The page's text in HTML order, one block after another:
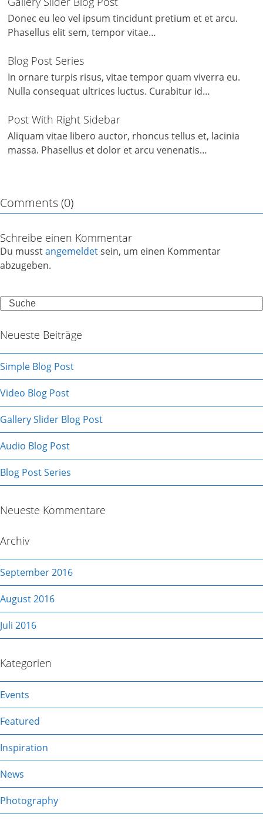
Donec eu leo vel ipsum tincidunt pretium et et arcu.
Phasellus elit sem, tempor vitae…
Blog Post Series
In ornare turpis risus, vitae tempor quam viverra eu.
Nulla consequat ultrices luctus. Curabitur id…
Post With Right Sidebar
Aliquam vitae libero auctor, rhoncus tellus et, lacinia
massa. Phasellus et dolor et arcu venenatis…
Comments (0)
Schreibe einen Kommentar
Du musstangemeldetsein, um einen Kommentar
abzugeben.
Search
Neueste Beiträge
Simple Blog Post
Video Blog Post
Gallery Slider Blog Post
Audio Blog Post
Blog Post Series
Neueste Kommentare
Archiv
September 2016
August 2016
Juli 2016
Kategorien
Events
Featured
Inspiration
News
Photography